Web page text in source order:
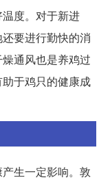
度。对于新进
要进行勤快的消
通风也是养鸡过
于鸡只的健康成
生一定影响。敦